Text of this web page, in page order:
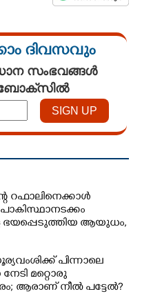
ദിവസവും
സംഭവങ്ങൾ
റഫാലിനെക്കാൾ
ഭയപ്പെടുത്തിയ ആയുധം,​
എണ്ണം 100ലേക്ക്
പിന്നാലെ
മറ്റൊരു
ആരാണ് നീൽ പട്ടേൽ?